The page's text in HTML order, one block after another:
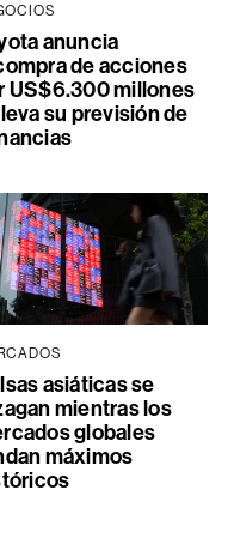
anuncia
de acciones
US$6.300 millones
su previsión de
asiáticas se
mientras los
globales
máximos